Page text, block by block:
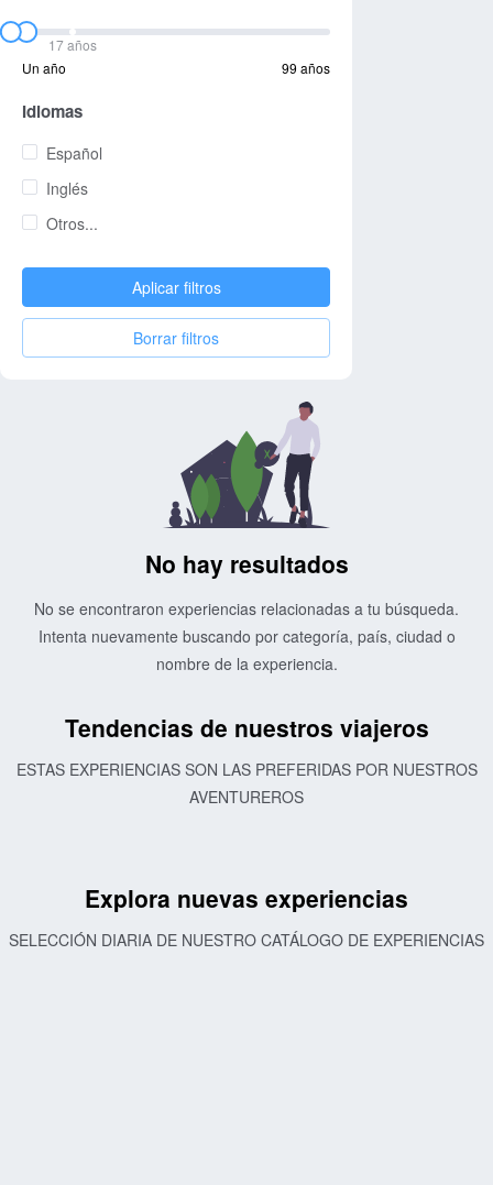
17 años
Un año
99 años
Idiomas
Español
Inglés
Otros...
Aplicar filtros
Borrar filtros
No hay resultados
No se encontraron experiencias relacionadas a tu búsqueda.
Intenta nuevamente buscando por categoría, país, ciudad o
nombre de la experiencia.
Tendencias de nuestros viajeros
ESTAS EXPERIENCIAS SON LAS PREFERIDAS POR NUESTROS
AVENTUREROS
Explora nuevas experiencias
SELECCIÓN DIARIA DE NUESTRO CATÁLOGO DE EXPERIENCIAS